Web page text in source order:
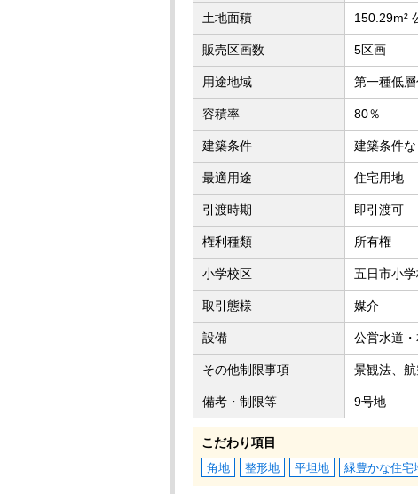
土地面積 150.29m²
販売区画数 5区画
用途地域 第一種低
容積率 80％
建築条件 建築条件な
最適用途 住宅用地
引渡時期 即引渡可
権利種類 所有権
小学校区 五日市小学
取引態様 媒介
設備 公営水道
その他制限事項 景観法、
備考・制限等 9号地
こだわり項目
角地 整形地 平坦地 緑豊かな住宅